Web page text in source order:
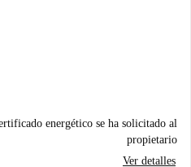
energético se ha solicitado al
propietario
Ver detalles